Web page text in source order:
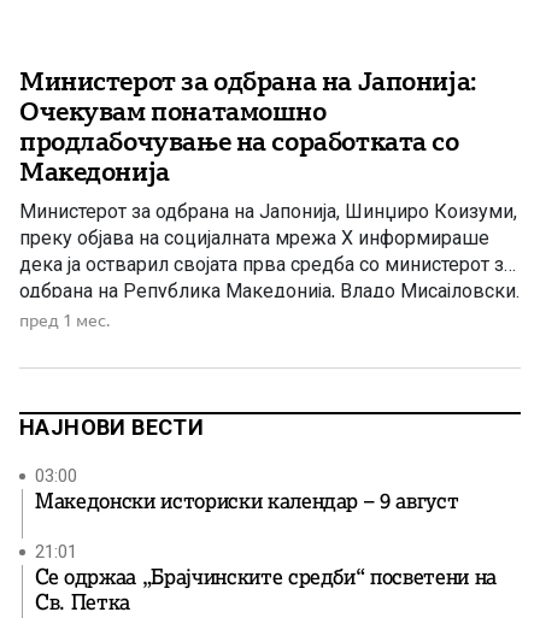
Министерот за одбрана на Јапонија:
Очекувам понатамошно
продлабочување на соработката со
Македонија
Министерот за одбрана на Јапонија, Шинџиро Коизуми,
преку објава на социјалната мрежа X информираше
дека ја остварил својата прва средба со министерот за
одбрана на Република Македонија, Владо Мисајловски.
Во објавата, Коизуми истакна дека разговорот бил
соработка, потсетувајќи дека минатата година била
работи, што […]
пред 1 мес.
НАЈНОВИ ВЕСТИ
03:00
Македонски историски календар – 9 август
21:01
Се одржаа „Брајчинските средби“ посветени на
Св. Петка